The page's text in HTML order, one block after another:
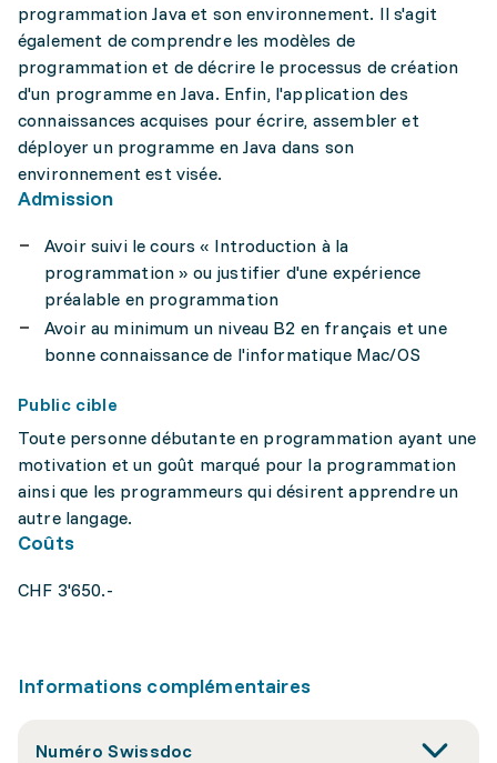
programmation Java et son environnement. Il s'agit
également de comprendre les modèles de
programmation et de décrire le processus de création
d'un programme en Java. Enfin, l'application des
connaissances acquises pour écrire, assembler et
déployer un programme en Java dans son
environnement est visée.
Admission
Avoir suivi le cours « Introduction à la
programmation » ou justifier d'une expérience
préalable en programmation
Avoir au minimum un niveau B2 en français et une
bonne connaissance de l'informatique Mac/OS
Public cible
Toute personne débutante en programmation ayant une
motivation et un goût marqué pour la programmation
ainsi que les programmeurs qui désirent apprendre un
autre langage.
Coûts
CHF 3'650.-
Informations complémentaires
Numéro Swissdoc